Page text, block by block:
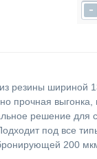
-
резины шириной
прочная
решение для
под все
200